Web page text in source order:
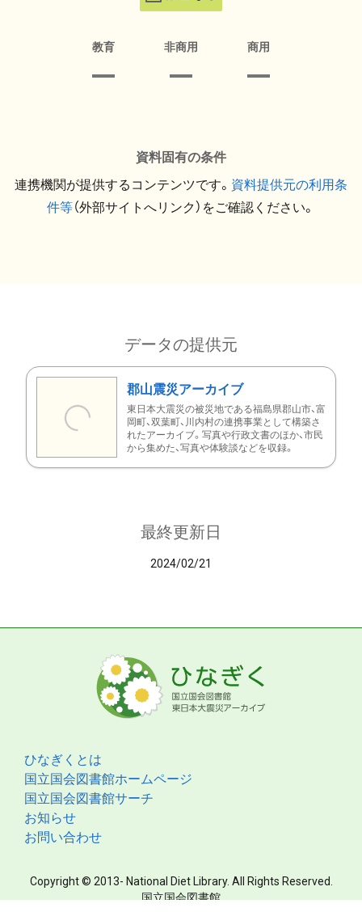
教育 非商用 商用
資料固有の条件
連携機関が提供するコンテンツです。 資料提供元の利用条
件等（外部サイトへリンク）をご確認ください。
データの提供元
郡山震災アーカイブ
東日本大震災の被災地である福島県郡山市、富
岡町、双葉町、川内村の連携事業として構築さ
れたアーカイブ。写真や行政文書のほか、市民
から集めた、写真や体験談などを収録。
最終更新日
2024/02/21
ひなぎくとは
国立国会図書館ホームページ
国立国会図書館サーチ
お知らせ
お問い合わせ
Copyright © 2013- National Diet Library. All Rights Reserved.